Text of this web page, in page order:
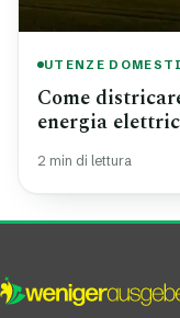
UTENZE
Come
energia
2 min di lettura